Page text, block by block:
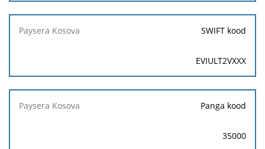
SWIFT kood
EVIULT2VXXX
Panga kood
35000